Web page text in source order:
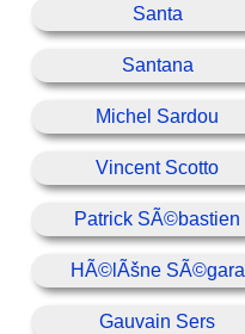
Santa
Santana
Michel Sardou
Vincent Scotto
Patrick SÃ©bastien
HÃ©lÃšne SÃ©gara
Gauvain Sers